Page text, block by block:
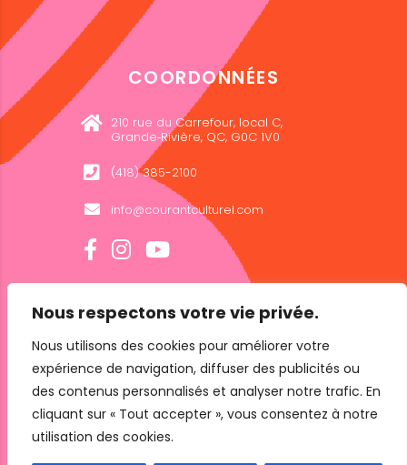
Nous respectons votre vie privée.
Nous utilisons des cookies pour améliorer votre
expérience de navigation, diffuser des publicités ou
des contenus personnalisés et analyser notre trafic. En
cliquant sur « Tout accepter », vous consentez à notre
utilisation des cookies.
COORDONNÉES
210 rue du Carrefour, local C,
Grande‑Rivière, QC, G0C 1V0
(418) 385-2100
info@courantculturel.com
INFOLETTRE